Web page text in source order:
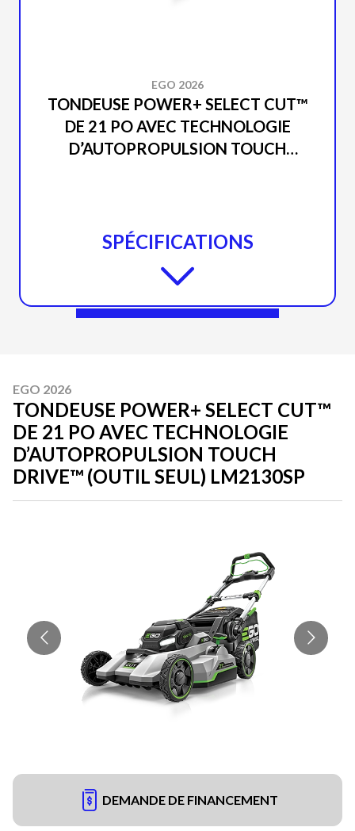
EGO 2026
TONDEUSE POWER+ SELECT CUT™
DE 21 PO AVEC TECHNOLOGIE
D’AUTOPROPULSION TOUCH
SPÉCIFICATIONS
EGO 2026
TONDEUSE POWER+ SELECT CUT™
DE 21 PO AVEC TECHNOLOGIE
D’AUTOPROPULSION TOUCH
DRIVE™ (OUTIL SEUL) LM2130SP
DEMANDE DE FINANCEMENT